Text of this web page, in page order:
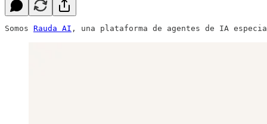
Somos Rauda AI , una plataforma de agentes de IA